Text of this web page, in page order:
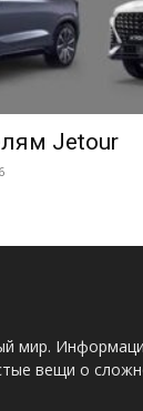
Jetour
мир.
вещи о